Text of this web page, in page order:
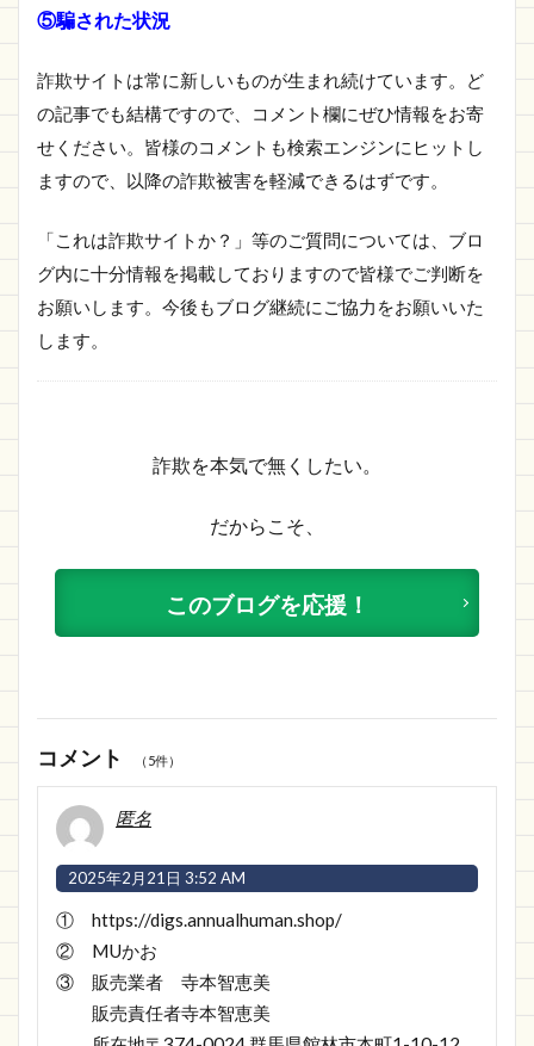
⑤騙された状況
詐欺サイトは常に新しいものが生まれ続けています。ど
の記事でも結構ですので、コメント欄にぜひ情報をお寄
せください。皆様のコメントも検索エンジンにヒットし
ますので、以降の詐欺被害を軽減できるはずです。
「これは詐欺サイトか？」等のご質問については、ブロ
グ内に十分情報を掲載しておりますので皆様でご判断を
お願いします。今後もブログ継続にご協力をお願いいた
します。
詐欺を本気で無くしたい。
だからこそ、
このブログを応援！
コメント （5件）
匿名
2025年2月21日 3:52 AM
① https://digs.annualhuman.shop/
② MUかお
③ 販売業者 寺本智恵美
販売責任者寺本智恵美